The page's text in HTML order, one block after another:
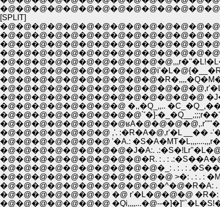
[SPLIT]
�@�@�@�@�@�@�@�@�@�@�@�@�@
�@�@�@�@�@�@�@�@ �,,�Q_,,..
�@�@�@�@�@�@�@�@�@`'�]-
�@�@�@�@�@�@�@ ,'. :�R�A�@,r'�L __��
�@�@�@�@�@�@�@ '�A.:
�@�@�@�@�@�@�@�@�J�A:.
�@�@�@�@�@�@�@�@�@�R. : . :
�@�@�@�@�@�@�@�@�@�@�_: . : . :
�@�@�@�@�@�@�@�@�@�@�@ >�: . : . :
�@�@�@�@�@�@�@�@�@�@�^�@�R�A: .
�@�@�@�@�@�@�@ �@ r'�L�@�@�@ �R�: